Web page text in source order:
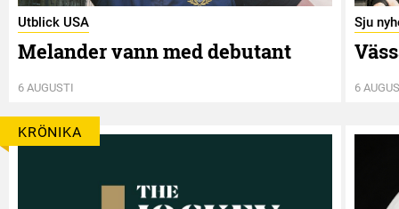
Utblick USA
Melander vann med debutant
6 AUGUSTI
Sju
6
KRÖNIKA